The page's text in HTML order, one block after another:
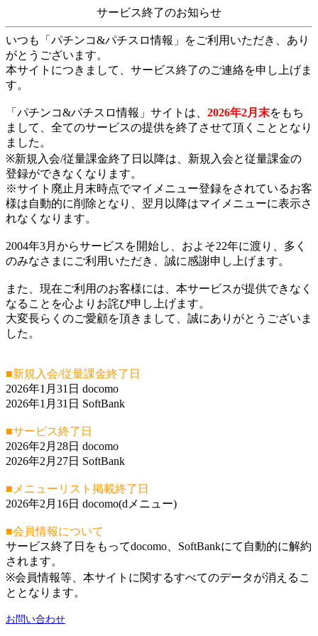
サービス終了のお知らせ
いつも「パチンコ&パチスロ情報」をご利用いただき、あり
がとうございます。
本サイトにつきまして、サービス終了のご連絡を申し上げま
す。
「パチンコ&パチスロ情報」サイトは、 2026年2月末をもち
まして、全てのサービスの提供を終了させて頂くこととなり
ました。
※新規入会/従量課金終了日以降は、新規入会と従量課金の
登録ができなくなります。
※サイト廃止月末時点でマイメニュー登録をされているお客
様は自動的に削除となり、翌月以降はマイメニューに表示さ
れなくなります。
2004年3月からサービスを開始し、およそ22年に渡り、多く
のみなさまにご利用いただき、誠に感謝申し上げます。
また、現在ご利用のお客様には、本サービスが提供できなく
なることを心よりお詫び申し上げます。
大変長らくのご愛顧を頂きまして、誠にありがとうございま
した。
■新規入会/従量課金終了日
2026年1月31日 docomo
2026年1月31日 SoftBank
■サービス終了日
2026年2月28日 docomo
2026年2月27日 SoftBank
■メニューリスト掲載終了日
2026年2月16日 docomo(dメニュー)
■会員情報について
サービス終了日をもってdocomo、SoftBankにて自動的に解約
されます。
※会員情報等、本サイトに関するすべてのデータが消えるこ
ととなります。
お問い合わせ